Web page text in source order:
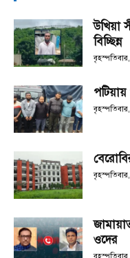
উখিয়া
বিচ্ছিন্ন
ওদের